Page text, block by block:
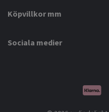
Köpvillkor mm
Sociala medier